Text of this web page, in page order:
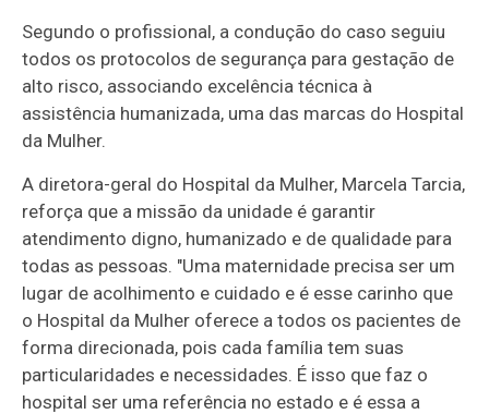
Segundo o profissional, a condução do caso seguiu
todos os protocolos de segurança para gestação de
alto risco, associando excelência técnica à
assistência humanizada, uma das marcas do Hospital
da Mulher.
A diretora-geral do Hospital da Mulher, Marcela Tarcia,
reforça que a missão da unidade é garantir
atendimento digno, humanizado e de qualidade para
todas as pessoas. "Uma maternidade precisa ser um
lugar de acolhimento e cuidado e é esse carinho que
o Hospital da Mulher oferece a todos os pacientes de
forma direcionada, pois cada família tem suas
particularidades e necessidades. É isso que faz o
hospital ser uma referência no estado e é essa a